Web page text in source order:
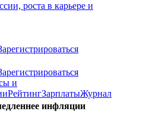
роста в карьере и
и
РейтингЗарплатыЖурнал
инфляции